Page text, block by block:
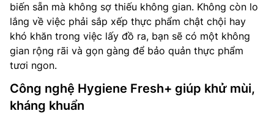
biến sẵn mà không sợ thiếu không gian. Không còn lo
lắng về việc phải sắp xếp thực phẩm chật chội hay
khó khăn trong việc lấy đồ ra, bạn sẽ có một không
gian rộng rãi và gọn gàng để bảo quản thực phẩm
tươi ngon.
Công nghệ Hygiene Fresh+ giúp khử mùi,
kháng khuẩn